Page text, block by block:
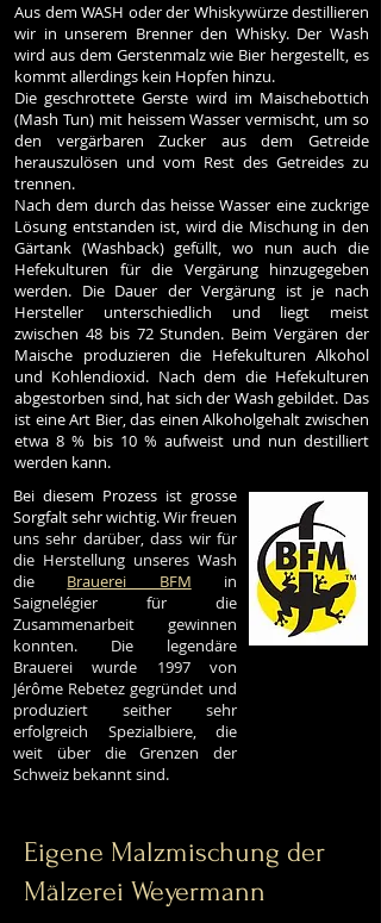
Aus dem WASH oder der Whiskywürze destillieren
wir in unserem Brenner den Whisky. Der Wash
wird aus dem Gerstenmalz wie Bier hergestellt, es
kommt allerdings kein Hopfen hinzu.
Die geschrottete Gerste wird im Maischebottich
(Mash Tun) mit heissem Wasser vermischt, um so
den vergärbaren Zucker aus dem Getreide
herauszulösen und vom Rest des Getreides zu
trennen.
Nach dem durch das heisse Wasser eine zuckrige
Lösung entstanden ist, wird die Mischung in den
Gärtank (Washback) gefüllt, wo nun auch die
Hefekulturen für die Vergärung hinzugegeben
werden. Die Dauer der Vergärung ist je nach
Hersteller unterschiedlich und liegt meist
zwischen 48 bis 72 Stunden. Beim Vergären der
Maische produzieren die Hefekulturen Alkohol
und Kohlendioxid. Nach dem die Hefekulturen
abgestorben sind, hat sich der Wash gebildet. Das
ist eine Art Bier, das einen Alkoholgehalt zwischen
etwa 8 % bis 10 % aufweist und nun destilliert
werden kann.
Bei diesem Prozess ist grosse
Sorgfalt sehr wichtig.Wir freuen
uns sehr darüber, dass wir für
die Herstellung unseres Wash
die Brauerei BFM in
Saignelégier für die
Zusammenarbeit gewinnen
konnten. Die legendäre
Brauerei wurde 1997 von
Jérôme Rebetez gegründet und
produziert seither sehr
erfolgreich Spezialbiere, die
weit über die Grenzen der
Schweiz bekannt sind.
Eigene Malzmischung der
Mälzerei Weyermann